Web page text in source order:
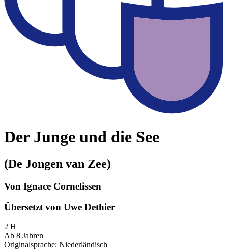
Der Junge und die See
(De Jongen van Zee)
Von Ignace Cornelissen
Übersetzt von Uwe Dethier
2 H
Ab 8 Jahren
Originalsprache: Niederländisch